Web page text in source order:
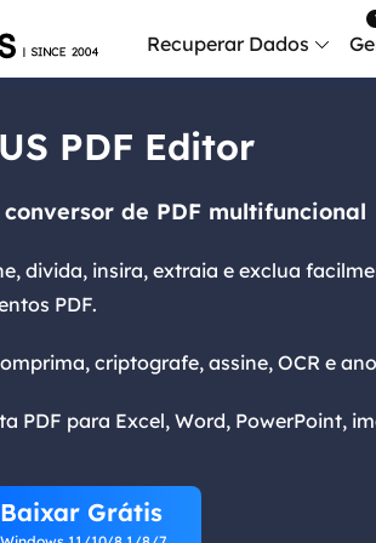
Recuperar Dados
PDF Editor
de PDF multifuncional
divida, insira, extraia e exclua
PDF.
criptografe, assine, OCR e
PDF para Excel, Word, PowerPoint,
Baixar Grátis